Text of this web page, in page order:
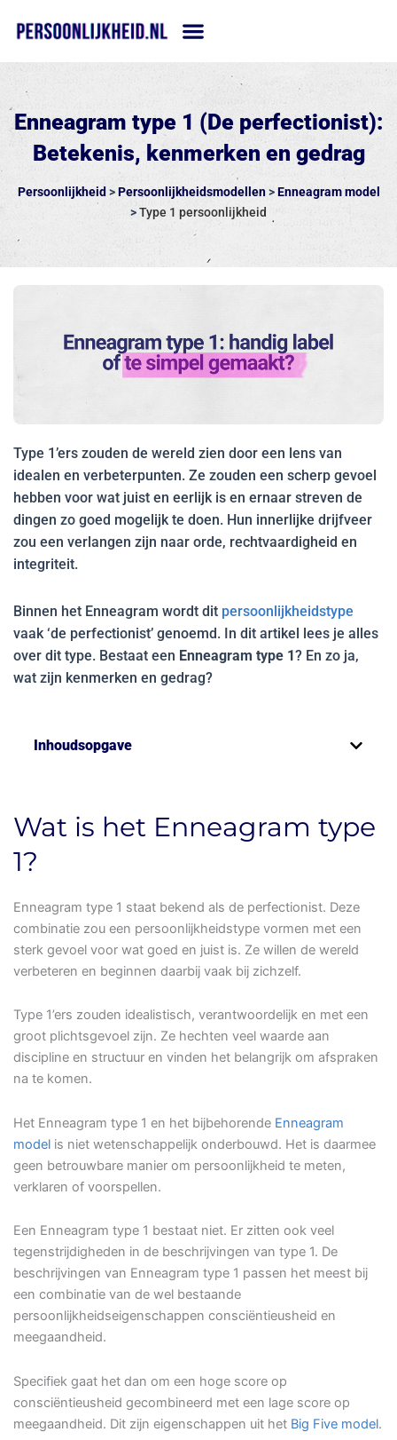
naar
inhoud
Enneagram type 1 (De perfectionist):
Betekenis, kenmerken en gedrag
Persoonlijkheid >Persoonlijkheidsmodellen>Enneagram model
>Type 1 persoonlijkheid
Type 1’ers zouden de wereld zien door een lens van
idealen en verbeterpunten. Ze zouden een scherp gevoel
hebben voor wat juist en eerlijk is en ernaar streven de
dingen zo goed mogelijk te doen. Hun innerlijke drijfveer
zou een verlangen zijn naar orde, rechtvaardigheid en
integriteit.
Binnen het Enneagram wordt dit persoonlijkheidstype
vaak ‘de perfectionist’ genoemd. In dit artikel lees je alles
over dit type. Bestaat een Enneagram type 1? En zo ja,
wat zijn kenmerken en gedrag?
Inhoudsopgave
Wat is het Enneagram type
1?
Enneagram type 1 staat bekend als de perfectionist. Deze
combinatie zou een persoonlijkheidstype vormen met een
sterk gevoel voor wat goed en juist is. Ze willen de wereld
verbeteren en beginnen daarbij vaak bij zichzelf.
Type 1’ers zouden idealistisch, verantwoordelijk en met een
groot plichtsgevoel zijn. Ze hechten veel waarde aan
discipline en structuur en vinden het belangrijk om afspraken
na te komen.
Het Enneagram type 1 en het bijbehorende Enneagram
model is niet wetenschappelijk onderbouwd. Het is daarmee
geen betrouwbare manier om persoonlijkheid te meten,
verklaren of voorspellen.
Een Enneagram type 1 bestaat niet. Er zitten ook veel
tegenstrijdigheden in de beschrijvingen van type 1. De
beschrijvingen van Enneagram type 1 passen het meest bij
een combinatie van de wel bestaande
persoonlijkheidseigenschappen consciëntieusheid en
meegaandheid.
Specifiek gaat het dan om een hoge score op
consciëntieusheid gecombineerd met een lage score op
meegaandheid. Dit zijn eigenschappen uit het Big Five model.